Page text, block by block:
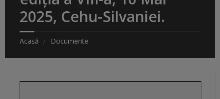
2025, Cehu-Silvaniei.
Acasă Documente